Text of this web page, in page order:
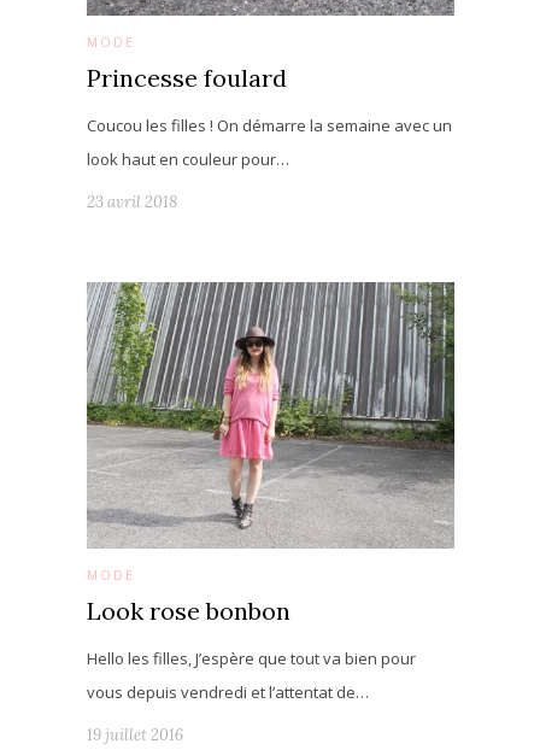
MODE
Princesse foulard
Coucou les filles ! On démarre la semaine avec un
look haut en couleur pour…
23 avril 2018
MODE
Look rose bonbon
Hello les filles, J’espère que tout va bien pour
vous depuis vendredi et l’attentat de…
19 juillet 2016